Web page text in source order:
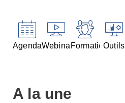
AgendaWebinairesFormationsOutils
A la une